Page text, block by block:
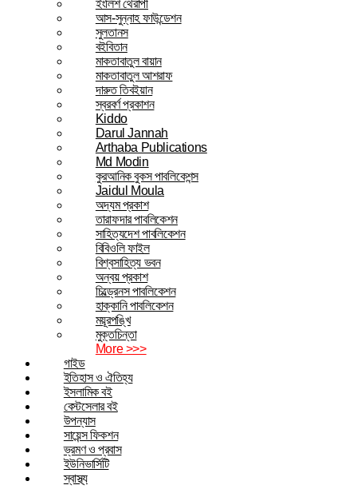
ইংলিশ থেরাপী
আস-সুন্নাহ ফাউন্ডেশন
সুলতানস
বইবিতান
মাকতাবাতুল বায়ান
মাকতাবাতুল আশরাফ
দারুত তিবইয়ান
স্বরবর্ণ প্রকাশন
Kiddo
Darul Jannah
Arthaba Publications
Md Modin
কুরআনিক বুকস পাবলিকেশন্স
Jaidul Moula
অদ্যম প্রকাশ
তারাফদার পাবলিকেশন
সাহিত্যদেশ পাবলিকেশন
বিবিওলি ফাইল
বিশ্বসাহিত্য ভবন
অন্বয় প্রকাশ
চিল্ড্রেনস পাবলিকেশন
হাক্কানি পাবলিকেশন
ময়ূরপঙ্খি
মুক্তচিন্তা
More >>>
গাইড
ইতিহাস ও ঐতিহ্য
ইসলামিক বই
বেস্টসেলার বই
উপন্যাস
সায়েন্স ফিকশন
ভ্রমণ ও প্রবাস
ইউনিভার্সিটি
স্বাস্থ্য